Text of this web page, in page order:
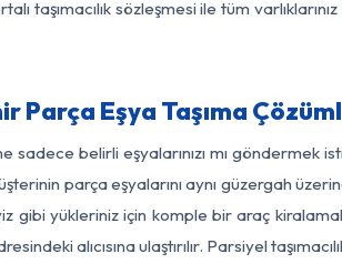
taşımacılık sözleşmesi ile tüm
Parça Eşya Taşıma
sadece belirli eşyalarınızı mı
parça eşyalarını aynı güzergah
gibi yükleriniz için komple bir araç
alıcısına ulaştırılır. Parsiyel